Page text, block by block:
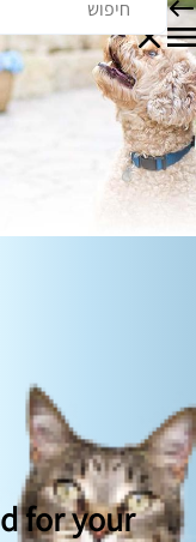
for your